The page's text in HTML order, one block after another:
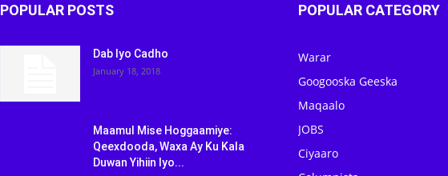
POPULAR POSTS
Dab Iyo Cadho
January 18, 2018
Maamul Mise Hoggaamiye:
Qeexdooda, Waxa Ay Ku Kala
Duwan Yihiin Iyo...
POPULAR CATEGORY
Warar
Googooska Geeska
Maqaalo
JOBS
Ciyaaro